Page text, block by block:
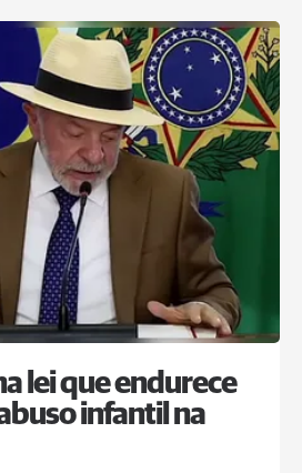
lei que endurece
infantil na